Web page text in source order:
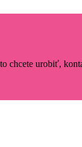
chcete urobiť,